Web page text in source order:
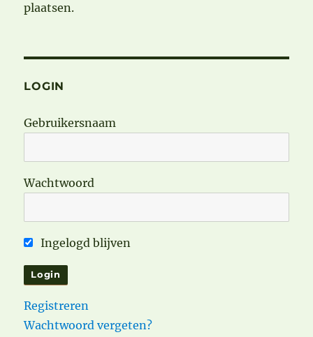
plaatsen.
LOGIN
Gebruikersnaam
Wachtwoord
Ingelogd blijven
Registreren
Wachtwoord vergeten?